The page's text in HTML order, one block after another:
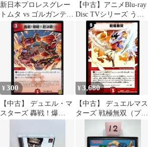
新日本プロレスグレー
トムタ vs ゴルガンテ
闘魂V VOL.27 vhs
【中古】アニメBlu-ray
Disc TVシリーズ うる
星やつら Blu-ray BOX
3[初回限定版]
¥300
【中古】 デュエル・マ
スターズ 轟戦！爆
¥3,680
【中古】 デュエルマス
ターズ 戦極無双（プロ
モーションカード）/マ
スターズ・クロニク
ル・パック（DMX21）/